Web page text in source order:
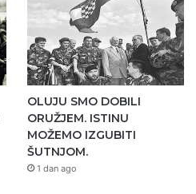
OLUJU SMO DOBILI
ORUŽJEM. ISTINU
MOŽEMO IZGUBITI
ŠUTNJOM.
1 dan ago